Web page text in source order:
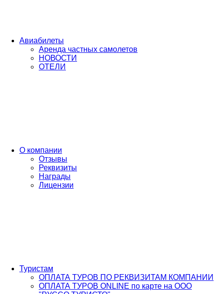
Авиабилеты
Аренда частных самолетов
НОВОСТИ
ОТЕЛИ
О компании
Отзывы
Реквизиты
Награды
Лицензии
Туристам
ОПЛАТА ТУРОВ ПО РЕКВИЗИТАМ КОМПАНИИ
ОПЛАТА ТУРОВ ONLINE по карте на ООО